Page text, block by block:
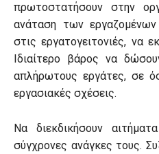
πρωτοστατήσουν στην
ανάταση των
στις εργατογειτονιές, να
Ιδιαίτερο βάρος να
απλήρωτους εργάτες, σε
εργασιακές σχέσεις.
Να διεκδικήσουν
σύγχρονες ανάγκες τους.